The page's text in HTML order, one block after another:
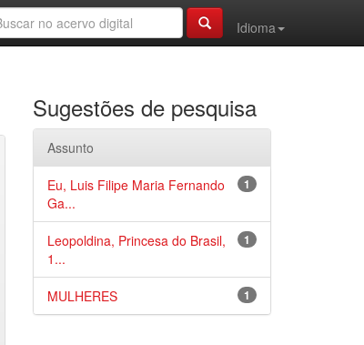
Idioma
Sugestões de pesquisa
Assunto
1
Eu, Luis Filipe Maria Fernando
Ga...
1
Leopoldina, Princesa do Brasil,
1...
1
MULHERES